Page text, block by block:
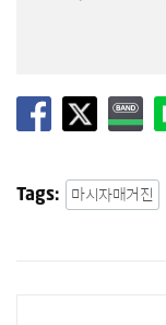
Tags: 마시자매거진